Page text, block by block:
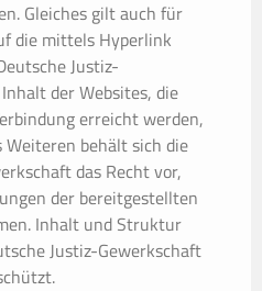
Gleiches gilt auch für
die mittels Hyperlink
Justiz-
der Websites, die
erreicht werden,
behält sich die
das Recht vor,
der bereitgestellten
Inhalt und Struktur
Justiz-Gewerkschaft